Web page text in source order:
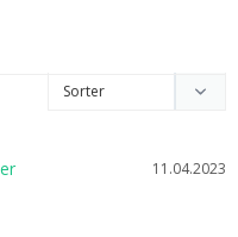
11.04.2023